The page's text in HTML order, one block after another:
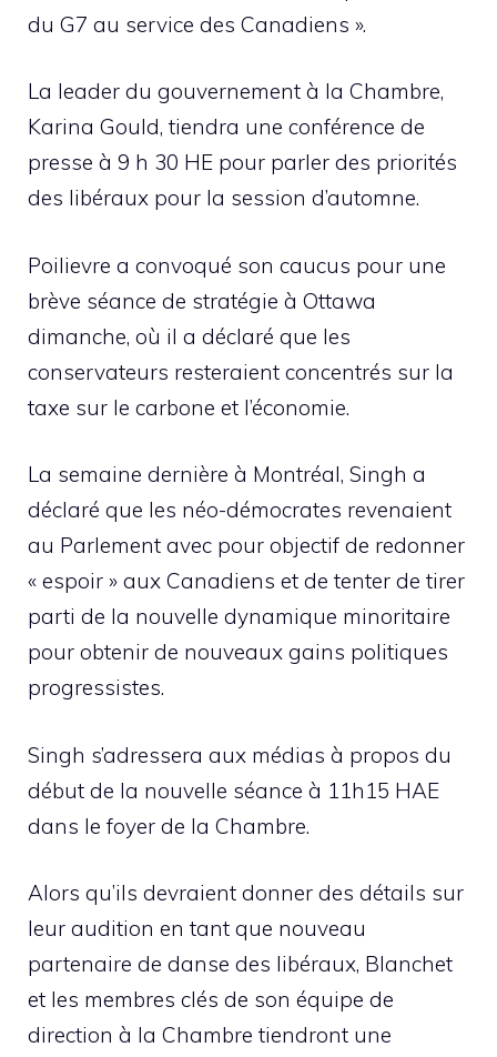
du G7 au service des Canadiens ».
La leader du gouvernement à la Chambre,
Karina Gould, tiendra une conférence de
presse à 9 h 30 HE pour parler des priorités
des libéraux pour la session d’automne.
Poilievre a convoqué son caucus pour une
brève séance de stratégie à Ottawa
dimanche, où il a déclaré que les
conservateurs resteraient concentrés sur la
taxe sur le carbone et l’économie.
La semaine dernière à Montréal, Singh a
déclaré que les néo-démocrates revenaient
au Parlement avec pour objectif de redonner
« espoir » aux Canadiens et de tenter de tirer
parti de la nouvelle dynamique minoritaire
pour obtenir de nouveaux gains politiques
progressistes.
Singh s’adressera aux médias à propos du
début de la nouvelle séance à 11h15 HAE
dans le foyer de la Chambre.
Alors qu’ils devraient donner des détails sur
leur audition en tant que nouveau
partenaire de danse des libéraux, Blanchet
et les membres clés de son équipe de
direction à la Chambre tiendront une